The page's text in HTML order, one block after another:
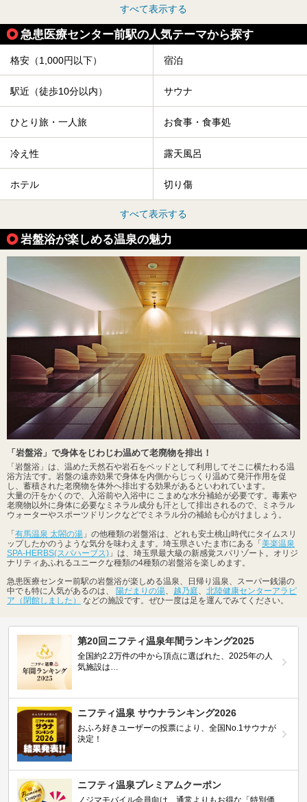
すべて表示する
急患医療センター前駅の人気テーマから探す
格安（1,000円以下） 宿泊
駅近（徒歩10分以内） サウナ
ひとり旅・一人旅 お食事・食事処
冷え性 露天風呂
ホテル 切り傷
すべて表示する
岩盤浴が楽しめる温泉の魅力
「岩盤浴」で身体をじわじわ温めて老廃物を排出！
「岩盤浴」は、温めた天然石や岩石をベッドとして利用してそこに横たわる温
浴方法です。岩盤の遠赤効果で身体を内側からじっくり温めて発汗作用を促
し、蓄積された老廃物を体外へ排出する効果があるといわれています。
大量の汗をかくので、入浴前や入浴中に こまめな水分補給が必要です。毒素や
老廃物以外に身体に必要なミネラル成分も汗として排出されるので、ミネラル
ウォーターやスポーツドリンクなどでミネラル分の補給も心がけましょう。
「 有馬温泉 太閤の湯 」の他種類の岩盤浴は、どれも安土桃山時代にタイムスリ
ップしたかのうような気分を味わえます。埼玉県さいたま市にある「 美楽温泉
SPA-HERBS(スパハーブス) 」は、埼玉県最大級の新感覚スパリゾート。オリジ
ナリティあふれるユニークな種類の4種類の岩盤浴を楽しめます。
急患医療センター前駅の岩盤浴が楽しめる温泉、日帰り温泉、スーパー銭湯の
中でも特に人気があるのは、 陽だまりの湯、 越乃庭、 北陸健康センターアラピ
ア（閉館しました）
などの施設です。ぜひ一度は足を運んでみてください。
第20回ニフティ温泉年間ランキング2025
全国約2.2万件の中から頂点に選ばれた、2025年の人
気施設は…
ニフティ温泉 サウナランキング2026
おふろ好きユーザーの投票により、全国No.1サウナが
決定！
ニフティ温泉プレミアムクーポン
ノジマモバイル会員向け 通常よりもお得な「特別価